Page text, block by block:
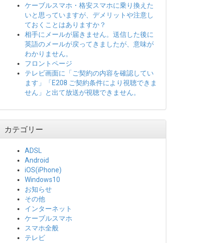
ケーブルスマホ・格安スマホに乗り換えた
いと思っていますが、デメリットや注意し
ておくことはありますか？
相手にメールが届きません。送信した後に
英語のメールが戻ってきましたが、意味が
わかりません。
フロントページ
テレビ画面に「ご契約の内容を確認してい
ます」「E208 ご契約条件により視聴できま
せん」と出て放送が視聴できません。
カテゴリー
ADSL
Android
iOS(iPhone)
Windows10
お知らせ
その他
インターネット
ケーブルスマホ
スマホ全般
テレビ